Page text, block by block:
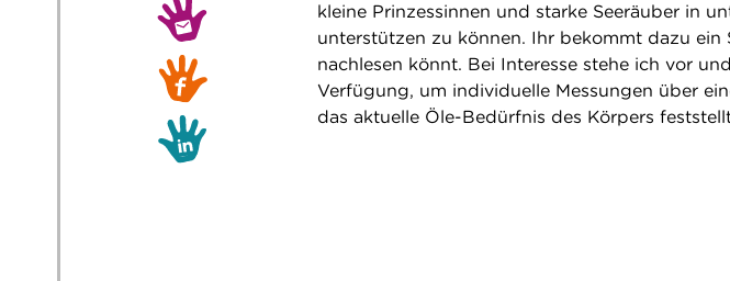
kleine Prinzessinnen und starke Seeräuber in
unterstützen zu können. Ihr bekommt dazu
nachlesen könnt. Bei Interesse stehe ich vor
Verfügung, um individuelle Messungen über
das aktuelle Öle-Bedürfnis des Körpers